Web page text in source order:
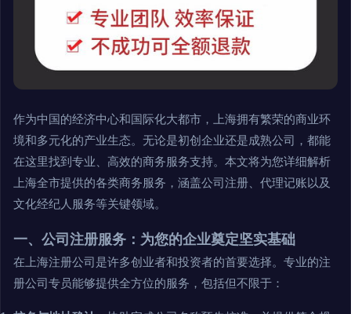
作为中国的经济中心和国际化大都市，上海拥有繁荣的商业环
境和多元化的产业生态。无论是初创企业还是成熟公司，都能
在这里找到专业、高效的商务服务支持。本文将为您详细解析
上海全市提供的各类商务服务，涵盖公司注册、代理记账以及
文化经纪人服务等关键领域。
一、公司注册服务：为您的企业奠定坚实基础
在上海注册公司是许多创业者和投资者的首要选择。专业的注
册公司专员能够提供全方位的服务，包括但不限于：